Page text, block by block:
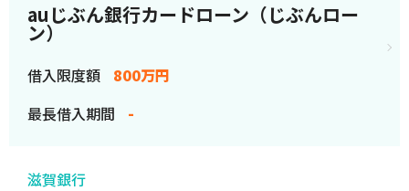
auじぶん銀行カードローン（じぶんロー
ン）
借入限度額
800万円
最長借入期間
-
滋賀銀行